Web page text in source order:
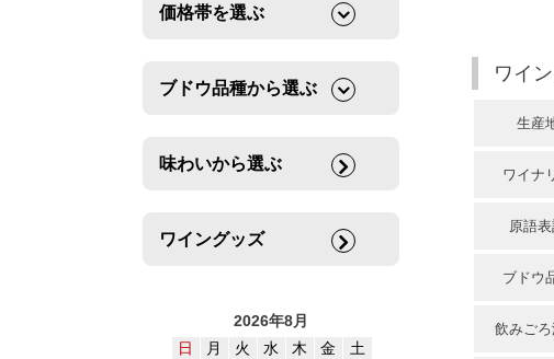
価格帯を選ぶ
ブドウ品種から選ぶ
味わいから選ぶ
ワイングッズ
2026年8月
日
月 火 水 木 金
土
ワイ
生産
ワイナ
原語
ブドウ
飲みご